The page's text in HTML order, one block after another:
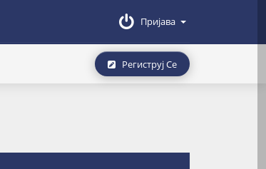
Пријава
Региструј Се